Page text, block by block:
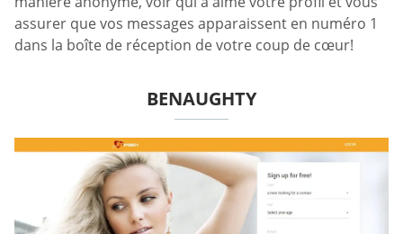
assurer que vos messages apparaissent en numéro 1
dans la boîte de réception de votre coup de cœur!
BENAUGHTY